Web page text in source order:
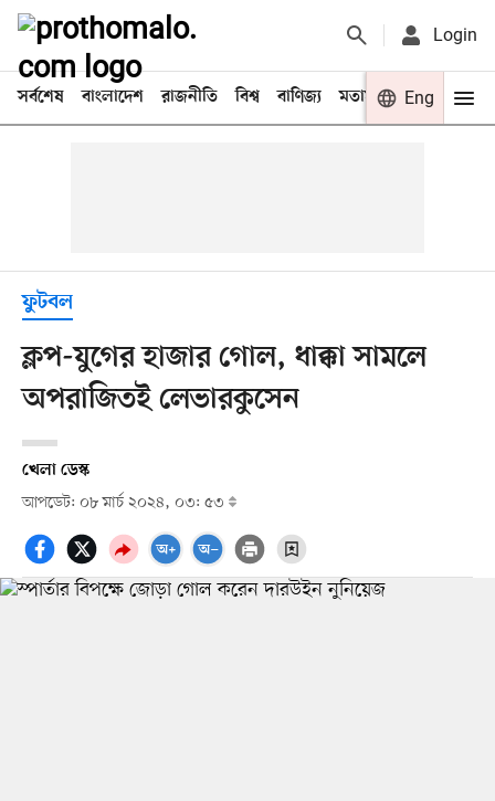
Login
সর্বশেষ বাংলাদেশ রাজনীতি বিশ্ব বাণিজ্য মতামত খেলা
Eng
ফুটবল
ক্লপ-যুগের হাজার গোল, ধাক্কা সামলে
অপরাজিতই লেভারকুসেন
খেলা ডেস্ক
আপডেট: ০৮ মার্চ ২০২৪, ০৩: ৫৩